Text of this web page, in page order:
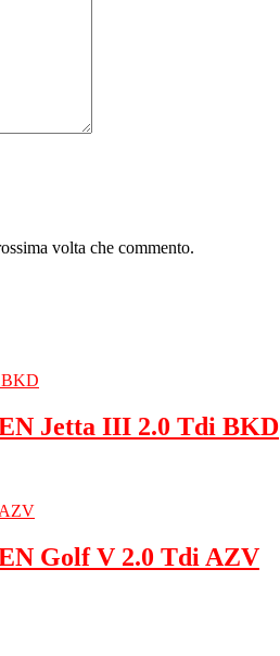
volta che commento.
Jetta III 2.0 Tdi BKD
Golf V 2.0 Tdi AZV